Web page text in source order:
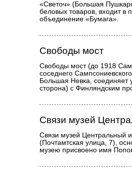
«Светоч» (Большая
беловых товаров, входит в
объединение «Бумага».
Свободы мост
Свободы мост (до 1918
соседнего
Большая Невка, соединяет
сторона) с Финляндским
Связи музей
Связи музей Центральный
(Почтамтская улица, 7),
музею присвоено имя